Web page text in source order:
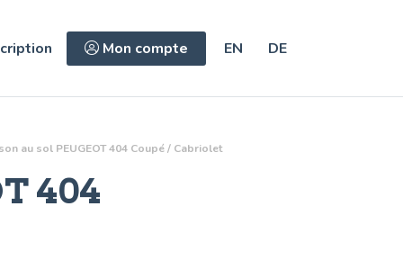
Mon compte EN DE
au solPEUGEOT 404 Coupé / Cabriolet
404